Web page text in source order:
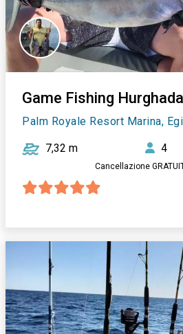
Game Fishing Hurghada
Palm Royale Resort Marina,
7,32 m 4
Cancellazione